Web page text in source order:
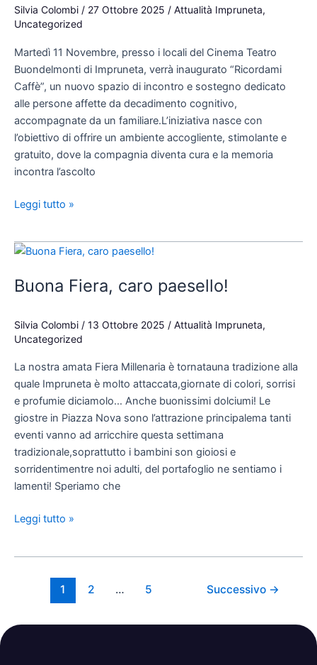
Silvia Colombi / 27 Ottobre 2025 / Attualità Impruneta,
Uncategorized
Martedì 11 Novembre, presso i locali del Cinema Teatro
Buondelmonti di Impruneta, verrà inaugurato “Ricordami
Caffè”, un nuovo spazio di incontro e sostegno dedicato
alle persone affette da decadimento cognitivo,
accompagnate da un familiare.L’iniziativa nasce con
l’obiettivo di offrire un ambiente accogliente, stimolante e
gratuito, dove la compagnia diventa cura e la memoria
incontra l’ascolto
alle
persone
da
decadimento
cognitivo.
Leggi tutto »
Buona Fiera, caro paesello!
Silvia Colombi / 13 Ottobre 2025 / Attualità Impruneta,
Uncategorized
La nostra amata Fiera Millenaria è tornatauna tradizione alla
quale Impruneta è molto attaccata,giornate di colori, sorrisi
e profumie diciamolo… Anche buonissimi dolciumi! Le
giostre in Piazza Nova sono l’attrazione principalema tanti
eventi vanno ad arricchire questa settimana
tradizionale,soprattutto i bambini son gioiosi e
sorridentimentre noi adulti, del portafoglio ne sentiamo i
lamenti! Speriamo che
Buona
caro
Leggi tutto »
1 2 … 5 Successivo →